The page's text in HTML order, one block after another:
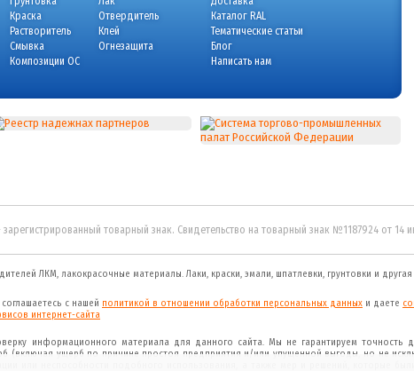
Краска
Отвердитель
Растворитель
Клей
Смывка
Огнезащита
Композиции ОС
Каталог RAL
Тематические статьи
Блог
Написать нам
товарный знак. Свидетельство на товарный знак №1187924 от 14
ЛКМ, лакокрасочные материалы. Лаки, краски, эмали, шпатлевки, грунтовки и другая
с нашей политикой в отношении обработки персональных данных и даете
интернет-сайта
информационного материала для данного сайта. Мы не гарантируем точность
(включая ущерб по причине простоя предприятия и/или упущенной выгоды, но не